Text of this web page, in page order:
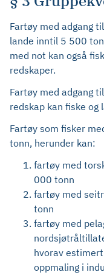
Fartøy med adgang
lande inntil 5 500
med not kan også
redskaper.
Fartøy med adgang
redskap kan fiske
Fartøy som fisker
tonn, herunder kan:
fartøy med
000 tonn
fartøy med
tonn
fartøy med
hvorav
oppmaling i